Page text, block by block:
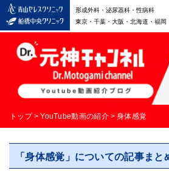
形成外科・泌尿器科・性病科
東京・千葉・大阪・北海道・福岡
トップ > YouTube動画の紹介 > 身体感覚
「身体感覚」についての記事まと